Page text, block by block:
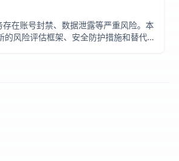
存在账号封禁、数据泄露等严重风险。本
的风险评估框架、安全防护措施和替代